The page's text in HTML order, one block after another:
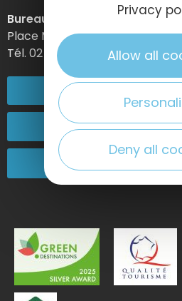
Bureau d’information
Place Maurice Guillard –
Tél. 02 35 27 05 21
Kommen
Privacy
Allow all
Deny all